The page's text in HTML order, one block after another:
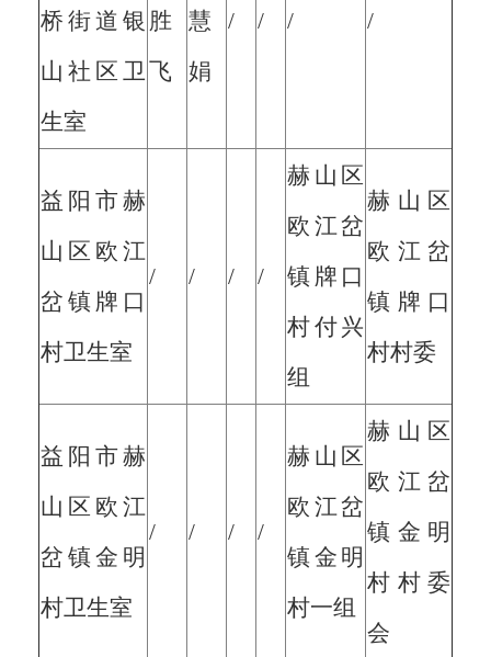
桥街道银
山社区卫
生室
胜
飞
慧
娟
/ / / /
益阳市赫
山区欧江
岔镇牌口
村卫生室
/ / / /
赫山区
欧江岔
镇牌口
村付兴
组
赫山区
欧江岔
镇牌口
村村委
益阳市赫
山区欧江
岔镇金明
村卫生室
/ / / /
赫山区
欧江岔
镇金明
村一组
赫山区
欧江岔
镇金明
村村委
会